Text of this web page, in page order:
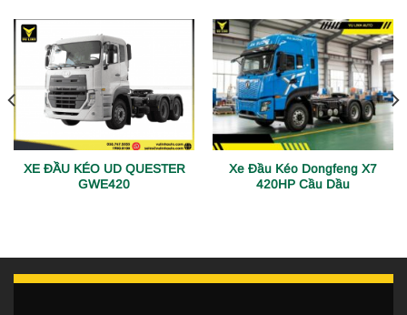
XE ĐẦU KÉO UD QUESTER
GWE420
Xe Đầu Kéo Dongfeng X7
420HP Cầu Dầu